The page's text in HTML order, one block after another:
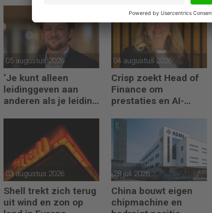
05 augustus 2026
‘Je kunt alleen
leidinggeven aan
anderen als je leiding
04 augustus 2026
Crisp zoekt Head of
Finance om
prestaties en AI-
03 augustus 2026
Shell trekt zich terug
uit wind en zon op
28 juli 2026
China bouwt eigen
chipmachine en